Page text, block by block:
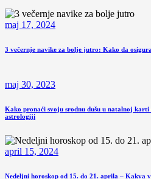
maj 17, 2024
3 večernje navike za bolje jutro: Kako da
maj 30, 2023
Kako pronaći svoju srodnu dušu u natalnoj karti
astrologiji
april 15, 2024
Nedeljni horoskop od 15. do 21. aprila – Kakva